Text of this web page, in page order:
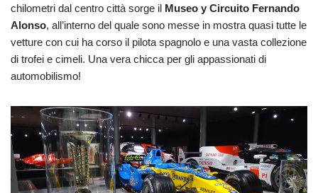
chilometri dal centro città sorge il Museo y Circuito Fernando
Alonso, all’interno del quale sono messe in mostra quasi tutte le
vetture con cui ha corso il pilota spagnolo e una vasta collezione
di trofei e cimeli. Una vera chicca per gli appassionati di
automobilismo!